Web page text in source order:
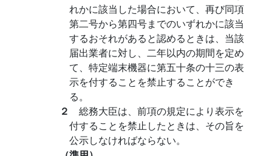
れかに該当した場合において、再び同項
第二号から第四号までのいずれかに該当
するおそれがあると認めるときは、当該
届出業者に対し、二年以内の期間を定め
て、特定端末機器に第五十条の十三の表
示を付することを禁止することができ
る。
２ 総務大臣は、前項の規定により表示を
付することを禁止したときは、その旨を
公示しなければならない。